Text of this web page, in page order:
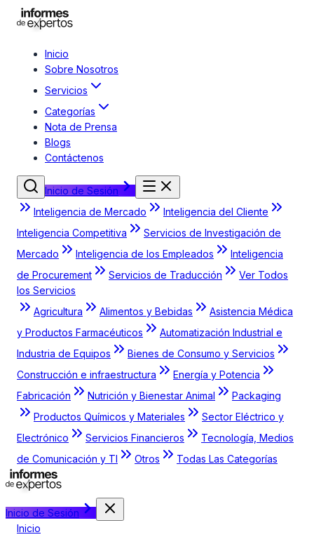
Inicio
Sobre Nosotros
Servicios
Categorías
Nota de Prensa
Blogs
Contáctenos
Inicio de Sesión
Inteligencia de Mercado
Inteligencia del Cliente
Inteligencia Competitiva
Servicios de Investigación de
Mercado
Inteligencia de los Empleados
Inteligencia
de Procurement
Servicios de Traducción
Ver Todos
los Servicios
Agricultura
Alimentos y Bebidas
Asistencia Médica
y Productos Farmacéuticos
Automatización Industrial e
Industria de Equipos
Bienes de Consumo y Servicios
Construcción e infraestructura
Energía y Potencia
Fabricación
Nutrición y Bienestar Animal
Packaging
Productos Químicos y Materiales
Sector Eléctrico y
Electrónico
Servicios Financieros
Tecnología, Medios
de Comunicación y TI
Otros Todas Las Categorías
Inicio de Sesión
Inicio